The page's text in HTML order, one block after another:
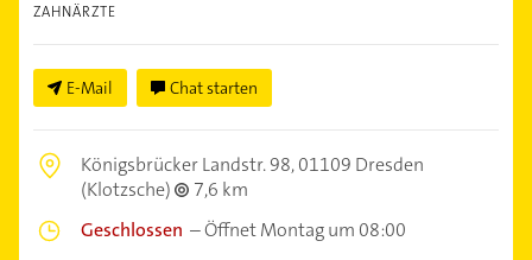
ZAHNÄRZTE
E-Mail Chat starten
Königsbrücker Landstr. 98,01109 Dresden
(Klotzsche)
7,6 km
Geschlossen –Öffnet Montag um 08:00